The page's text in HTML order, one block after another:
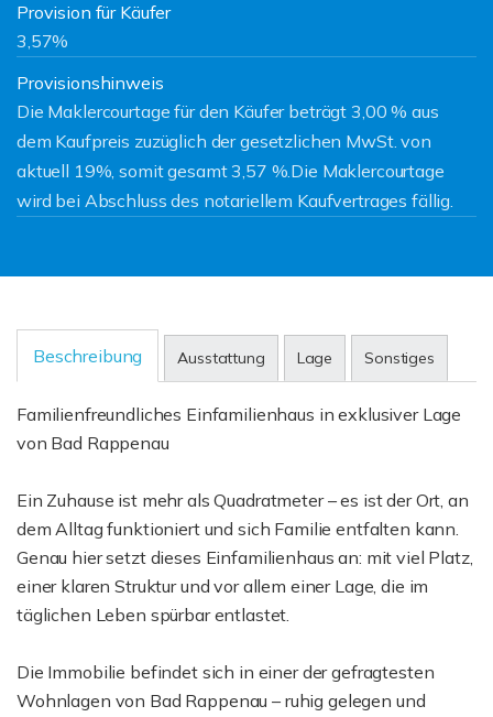
Provision für Käufer
3,57%
Provisionshinweis
Die Maklercourtage für den Käufer beträgt 3,00 % aus
dem Kaufpreis zuzüglich der gesetzlichen MwSt. von
aktuell 19%, somit gesamt 3,57 %.Die Maklercourtage
wird bei Abschluss des notariellem Kaufvertrages fällig.
Beschreibung Ausstattung Lage Sonstiges
Familienfreundliches Einfamilienhaus in exklusiver Lage
von Bad Rappenau
Ein Zuhause ist mehr als Quadratmeter – es ist der Ort, an
dem Alltag funktioniert und sich Familie entfalten kann.
Genau hier setzt dieses Einfamilienhaus an: mit viel Platz,
einer klaren Struktur und vor allem einer Lage, die im
täglichen Leben spürbar entlastet.
Die Immobilie befindet sich in einer der gefragtesten
Wohnlagen von Bad Rappenau – ruhig gelegen und